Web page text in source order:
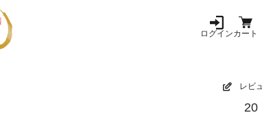
ログインカート
レビ
20